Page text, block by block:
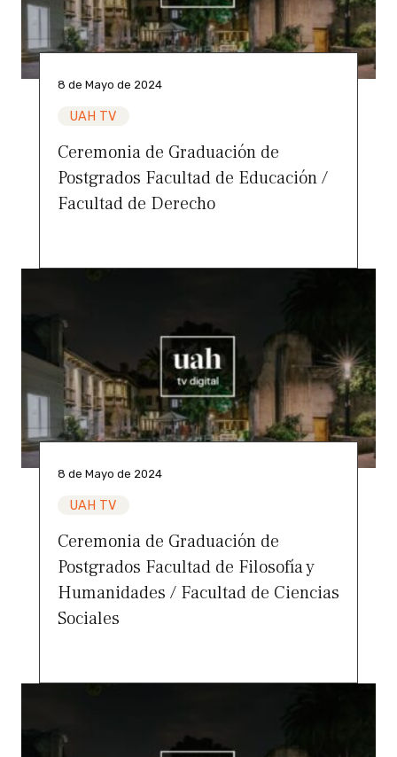
8 de Mayo de 2024
UAH TV
Ceremonia de Graduación de
Postgrados Facultad de Educación /
Facultad de Derecho
8 de Mayo de 2024
UAH TV
Ceremonia de Graduación de
Postgrados Facultad de Filosofía y
Humanidades / Facultad de Ciencias
Sociales